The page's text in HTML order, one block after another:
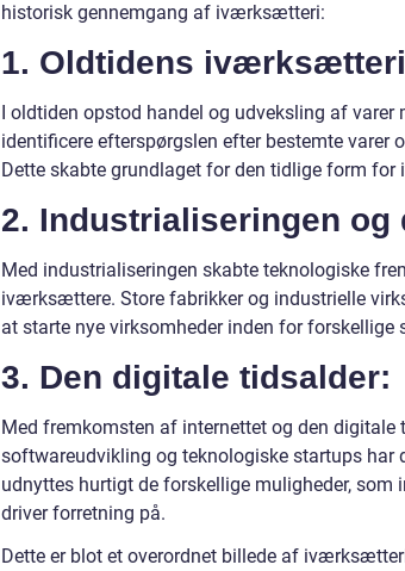
historisk gennemgang af iværksætteri:
1. Oldtidens
I oldtiden opstod handel og udveksling af
identificere efterspørgslen efter bestemte varer
Dette skabte grundlaget for den tidlige form
2. Industrialiseringen
Med industrialiseringen skabte teknologiske
iværksættere. Store fabrikker og industrielle
at starte nye virksomheder inden for
3. Den digitale tidsalder:
Med fremkomsten af internettet og den
softwareudvikling og teknologiske startups
udnyttes hurtigt de forskellige muligheder, som
driver forretning på.
Dette er blot et overordnet billede af